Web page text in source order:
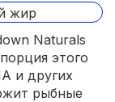
Naturals
этого
и других
рыбные